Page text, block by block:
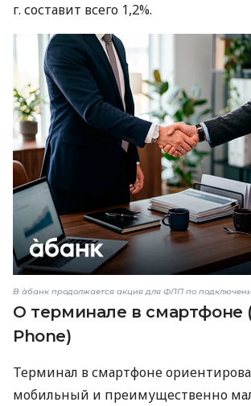
г. составит всего 1,2%.
В àбанк продолжается акция для ФЛП по
О терминале в смартфоне
Phone)
Терминал в смартфоне
мобильный и преимущественно